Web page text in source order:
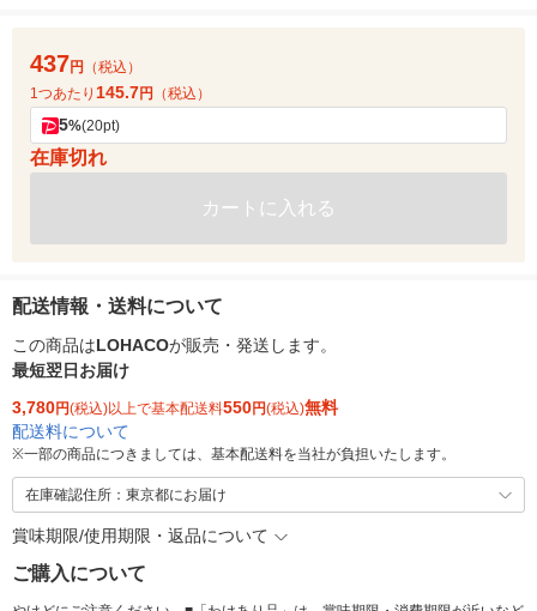
437円
（税込）
1つあたり 145.7円 （税込）
5%(20pt)
在庫切れ
カートに入れる
配送情報・送料について
この商品はLOHACOが販売・発送します。
最短翌日お届け
3,780円(税込)以上で基本配送料550円(税込)無料
配送料について
※一部の商品につきましては、基本配送料を当社が負担いたします。
在庫確認住所：東京都にお届け
賞味期限/使用期限・返品について
ご購入について